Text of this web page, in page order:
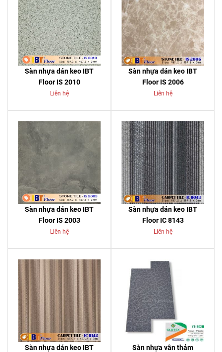
Sàn nhựa dán keo IBT
Floor IS 2010
Liên hệ
Sàn nhựa dán keo IBT
Floor IS 2006
Liên hệ
Sàn nhựa dán keo IBT
Floor IS 2003
Liên hệ
Sàn nhựa dán keo IBT
Floor IC 8143
Liên hệ
Sàn nhựa dán keo IBT
Sàn nhựa vân thảm